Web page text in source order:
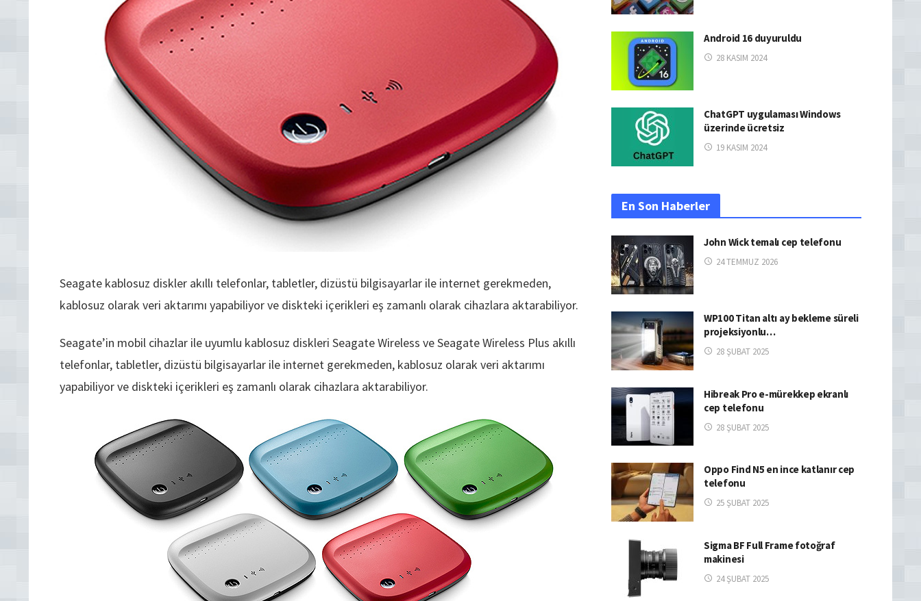
Seagate kablosuz diskler akıllı telefonlar, tabletler, dizüstü bilgisayarlar ile internet gerekmeden,
kablosuz olarak veri aktarımı yapabiliyor ve diskteki içerikleri eş zamanlı olarak cihazlara aktarabiliyor.
Seagate’in mobil cihazlar ile uyumlu kablosuz diskleri Seagate Wireless ve Seagate Wireless Plus akıllı
telefonlar, tabletler, dizüstü bilgisayarlar ile internet gerekmeden, kablosuz olarak veri aktarımı
yapabiliyor ve diskteki içerikleri eş zamanlı olarak cihazlara aktarabiliyor.
Android 16 duyuruldu
28 KASIM 2024
ChatGPT uygulaması Windows
üzerinde ücretsiz
19 KASIM 2024
En Son Haberler
John Wick temalı cep telefonu
24 TEMMUZ 2026
WP100 Titan altı ay bekleme süreli
projeksiyonlu…
28 ŞUBAT 2025
Hibreak Pro e-mürekkep ekranlı
cep telefonu
28 ŞUBAT 2025
Oppo Find N5 en ince katlanır cep
telefonu
25 ŞUBAT 2025
Sigma BF Full Frame fotoğraf
makinesi
24 ŞUBAT 2025